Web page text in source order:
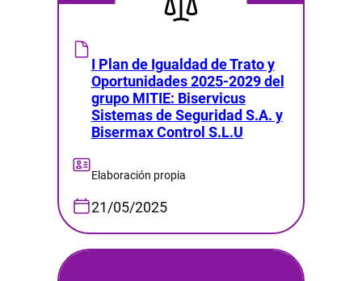
I Plan de Igualdad de Trato y
Oportunidades 2025-2029 del
grupo MITIE: Biservicus
Sistemas de Seguridad S.A. y
Bisermax Control S.L.U
Elaboración propia
21/05/2025